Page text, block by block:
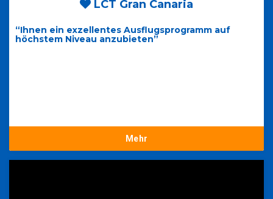
LCT Gran Canaria
“Ihnen ein exzellentes Ausflugsprogramm auf
höchstem Niveau anzubieten”
Mehr